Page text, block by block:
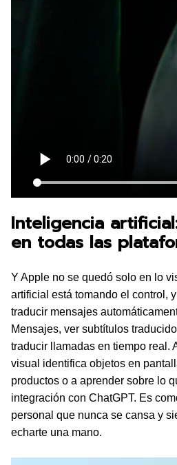
Inteligencia
en todas las
Y Apple no se quedó solo en lo
artificial está tomando el control,
traducir mensajes
Mensajes, ver subtítulos
traducir llamadas en tiempo real.
visual identifica objetos en
productos o a aprender sobre lo
integración con ChatGPT. Es
personal que nunca se cansa y
echarte una mano.